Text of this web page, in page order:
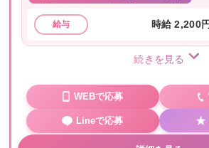
給与 時給 2,200
続きを見る
WEBで応募
Lineで応募